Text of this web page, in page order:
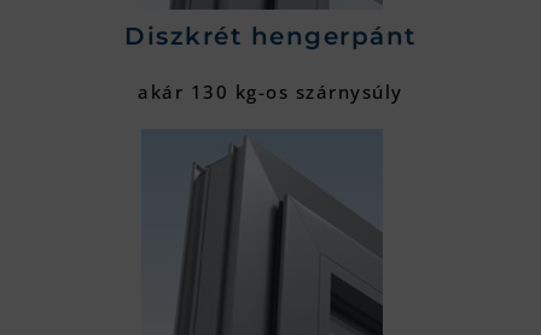
Diszkrét hengerpánt
akár 130 kg-os szárnysúly